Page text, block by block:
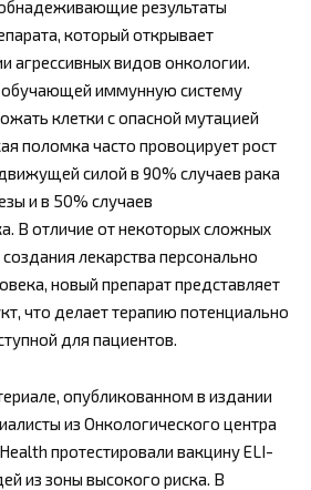
результаты
который открывает
агрессивных видов онкологии.
обучающей иммунную систему
клетки с опасной мутацией
поломка часто провоцирует рост
силой в 90% случаев рака
и в 50% случаев
В отличие от некоторых сложных
лекарства персонально
новый препарат представляет
что делает терапию потенциально
для пациентов.
опубликованном в издании
из Онкологического центра
протестировали вакцину ELI-
из зоны высокого риска. В